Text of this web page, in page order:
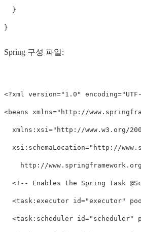
  }
Spring 구성 파일:
<?xml version="1.0"
<beans xmlns="http://
xmlns:xsi="http://www.w3.org/
xsi:schemaLocation="http://
http://
<!-- Enables the Spring Task
<task:executor id="executor"
<task:scheduler id="scheduler"